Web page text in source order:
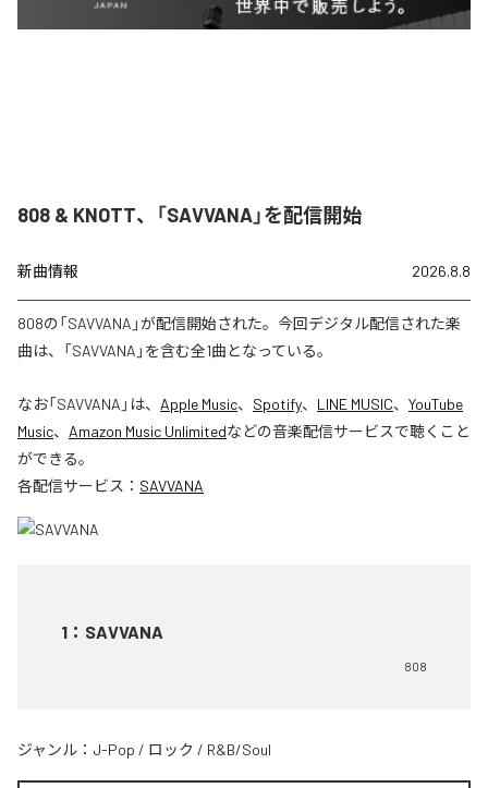
808 & KNOTT、「SAVVANA」を配信開始
新曲情報 2026.8.8
808の「SAVVANA」が配信開始された。今回デジタル配信された楽
曲は、「SAVVANA」を含む全1曲となっている。
なお「SAVVANA 」は、 Apple Music、 Spotify、 LINE MUSIC、 YouTube
Music、 Amazon Music Unlimitedなどの音楽配信サービスで聴くこと
ができる。
各配信サービス： SAVVANA
1 ： SAVVANA
808
ジャンル： J-Pop / ロック / R&B/Soul